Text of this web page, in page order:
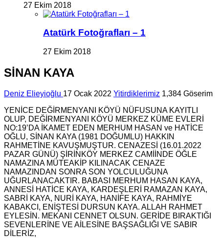
27 Ekim 2018
Atatürk Fotoğrafları – 1
27 Ekim 2018
SİNAN KAYA
Deniz Elieyioğlu 17 Ocak 2022 Yitirdiklerimiz 1,384 Göserim
YENİCE DEĞİRMENYANI KÖYÜ NÜFUSUNA KAYITLI
OLUP, DEĞİRMENYANI KÖYÜ MERKEZ KÜME EVLERİ
NO:19’DA İKAMET EDEN MERHUM HASAN ve HATİCE
OĞLU, SİNAN KAYA (1981 DOĞUMLU) HAKKIN
RAHMETİNE KAVUŞMUŞTUR. CENAZESİ (16.01.2022
PAZAR GÜNÜ) ŞİRİNKÖY MERKEZ CAMİİNDE ÖĞLE
NAMAZINA MÜTEAKİP KILINACAK CENAZE
NAMAZINDAN SONRA SON YOLCULUĞUNA
UĞURLANACAKTIR. BABASI MERHUM HASAN KAYA,
ANNESİ HATİCE KAYA, KARDEŞLERİ RAMAZAN KAYA,
SABRİ KAYA, NURİ KAYA, HANİFE KAYA, RAHMİYE
KABAKCI, ENİŞTESİ DURSUN KAYA. ALLAH RAHMET
EYLESİN. MEKANI CENNET OLSUN. GERİDE BIRAKTIĞI
SEVENLERİNE VE AİLESİNE BAŞSAĞLIĞI VE SABIR
DİLERİZ,